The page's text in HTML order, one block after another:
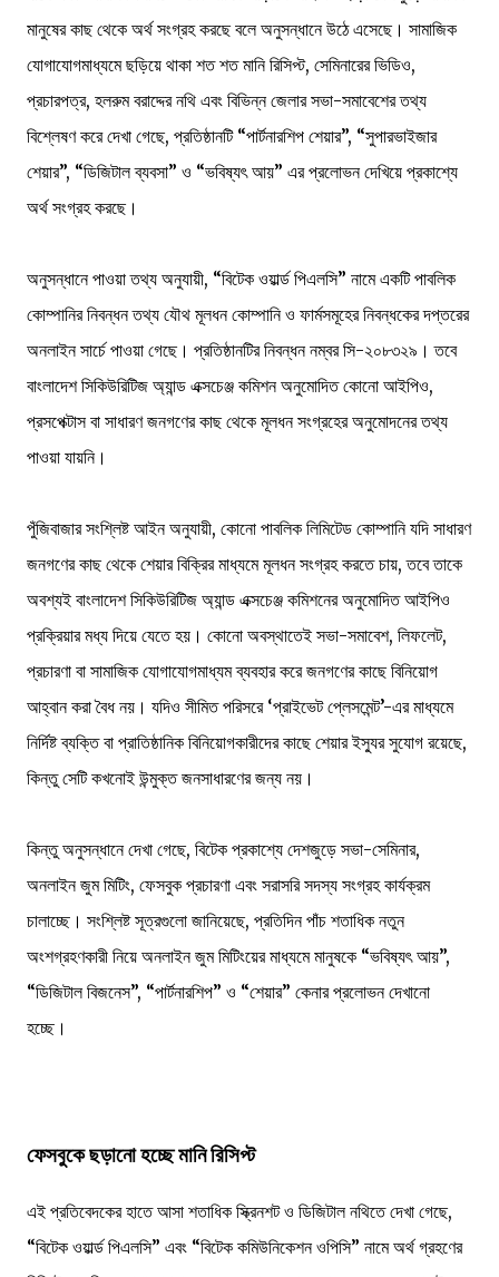
মানুষের কাছ থেকে অর্থ সংগ্রহ করছে বলে অনুসন্ধানে উঠে এসেছে। সামাজিক
যোগাযোগমাধ্যমে ছড়িয়ে থাকা শত শত মানি রিসিপ্ট, সেমিনারের ভিডিও,
প্রচারপত্র, হলরুম বরাদ্দের নথি এবং বিভিন্ন জেলার সভা-সমাবেশের তথ্য
বিশ্লেষণ করে দেখা গেছে, প্রতিষ্ঠানটি “পার্টনারশিপ শেয়ার”, “সুপারভাইজার
শেয়ার”, “ডিজিটাল ব্যবসা” ও “ভবিষ্যৎ আয়” এর প্রলোভন দেখিয়ে প্রকাশ্যে
অর্থ সংগ্রহ করছে।
অনুসন্ধানে পাওয়া তথ্য অনুযায়ী, “বিটেক ওয়ার্ল্ড পিএলসি” নামে একটি পাবলিক
কোম্পানির নিবন্ধন তথ্য যৌথ মূলধন কোম্পানি ও ফার্মসমূহের নিবন্ধকের দপ্তরের
অনলাইন সার্চে পাওয়া গেছে। প্রতিষ্ঠানটির নিবন্ধন নম্বর সি-২০৮৩২৯। তবে
বাংলাদেশ সিকিউরিটিজ অ্যান্ড এক্সচেঞ্জ কমিশন অনুমোদিত কোনো আইপিও,
প্রসপেক্টাস বা সাধারণ জনগণের কাছ থেকে মূলধন সংগ্রহের অনুমোদনের তথ্য
পাওয়া যায়নি।
পুঁজিবাজার সংশ্লিষ্ট আইন অনুযায়ী, কোনো পাবলিক লিমিটেড কোম্পানি যদি সাধারণ
জনগণের কাছ থেকে শেয়ার বিক্রির মাধ্যমে মূলধন সংগ্রহ করতে চায়, তবে তাকে
অবশ্যই বাংলাদেশ সিকিউরিটিজ অ্যান্ড এক্সচেঞ্জ কমিশনের অনুমোদিত আইপিও
প্রক্রিয়ার মধ্য দিয়ে যেতে হয়। কোনো অবস্থাতেই সভা-সমাবেশ, লিফলেট,
প্রচারণা বা সামাজিক যোগাযোগমাধ্যম ব্যবহার করে জনগণের কাছে বিনিয়োগ
আহ্বান করা বৈধ নয়। যদিও সীমিত পরিসরে ‘প্রাইভেট প্লেসমেন্ট’-এর মাধ্যমে
নির্দিষ্ট ব্যক্তি বা প্রাতিষ্ঠানিক বিনিয়োগকারীদের কাছে শেয়ার ইস্যুর সুযোগ রয়েছে,
কিন্তু সেটি কখনোই উন্মুক্ত জনসাধারণের জন্য নয়।
কিন্তু অনুসন্ধানে দেখা গেছে, বিটেক প্রকাশ্যে দেশজুড়ে সভা-সেমিনার,
অনলাইন জুম মিটিং, ফেসবুক প্রচারণা এবং সরাসরি সদস্য সংগ্রহ কার্যক্রম
চালাচ্ছে। সংশ্লিষ্ট সূত্রগুলো জানিয়েছে, প্রতিদিন পাঁচ শতাধিক নতুন
অংশগ্রহণকারী নিয়ে অনলাইন জুম মিটিংয়ের মাধ্যমে মানুষকে “ভবিষ্যৎ আয়”,
“ডিজিটাল বিজনেস”, “পার্টনারশিপ” ও “শেয়ার” কেনার প্রলোভন দেখানো
হচ্ছে।
ফেসবুকে ছড়ানো হচ্ছে মানি রিসিপ্ট
এই প্রতিবেদকের হাতে আসা শতাধিক স্ক্রিনশট ও ডিজিটাল নথিতে দেখা গেছে,
“বিটেক ওয়ার্ল্ড পিএলসি” এবং “বিটেক কমিউনিকেশন ওপিসি” নামে অর্থ গ্রহণের